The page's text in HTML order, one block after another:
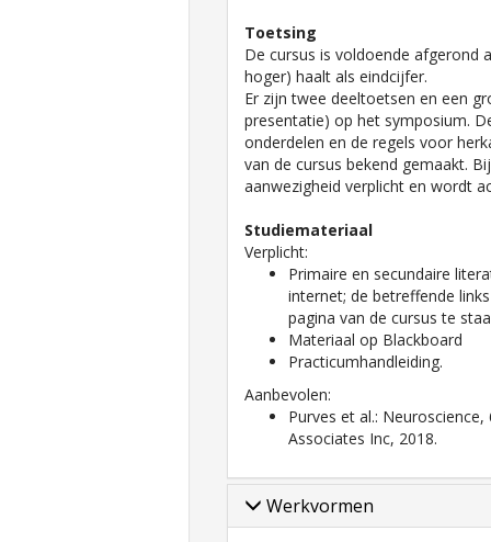
Toetsing
De cursus is voldoende afgerond
hoger) haalt als eindcijfer.
Er zijn twee deeltoetsen en een
presentatie) op het symposium.
onderdelen en de regels voor
van de cursus bekend gemaakt.
aanwezigheid verplicht en wordt
Studiemateriaal
Verplicht:
Primaire en secundaire
internet; de betreffende
pagina van de cursus te
Materiaal op Blackboard
Practicumhandleiding.
Aanbevolen:
Purves et al.: Neuroscience,
Associates Inc, 2018.
Werkvormen